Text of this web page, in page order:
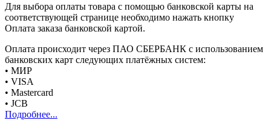
Для выбора оплаты товара с помощью банковской карты на
соответствующей странице необходимо нажать кнопку
Оплата заказа банковской картой.
Оплата происходит через ПАО СБЕРБАНК с использованием
банковских карт следующих платёжных систем:
• МИР
• VISA
• Mastercard
• JCB
Подробнее...